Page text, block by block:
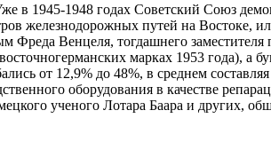
в 1945-1948 годах Советский Союз
железнодорожных путей на Востоке,
Венцеля, тогдашнего заместителя
марках 1953 года), а
от 12,9% до 48%, в среднем
оборудования в качестве
ученого Лотара Баара и других,